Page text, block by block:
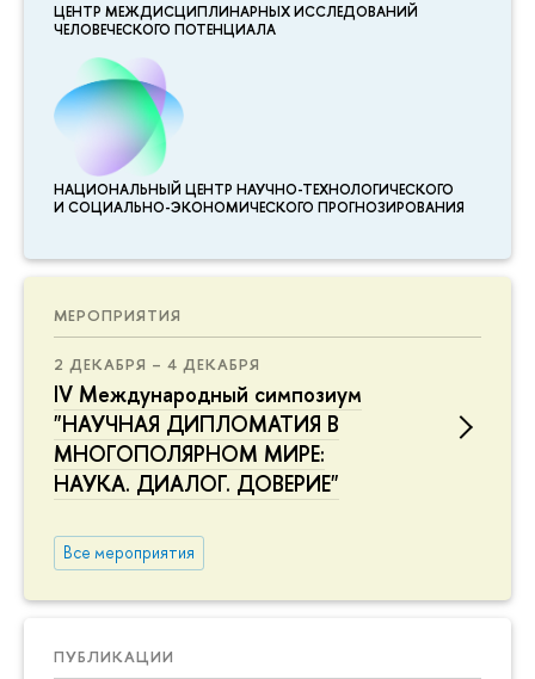
ЦЕНТР МЕЖДИСЦИПЛИНАР­НЫХ ИССЛЕДОВАНИЙ
ЧЕЛОВЕЧЕСКОГО ПОТЕНЦИАЛА
НАЦИОНАЛЬНЫЙ ЦЕНТР НАУЧНО-ТЕХНОЛОГИЧЕСКОГО
И СОЦИАЛЬНО-ЭКОНОМИЧЕСКОГО ПРОГНОЗИРОВАНИЯ
МЕРОПРИЯТИЯ
2 ДЕКАБРЯ – 4 ДЕКАБРЯ
IV Международный симпозиум
"НАУЧНАЯ ДИПЛОМАТИЯ В
МНОГОПОЛЯРНОМ МИРЕ:
НАУКА. ДИАЛОГ. ДОВЕРИЕ"
Все мероприятия
ПУБЛИКАЦИИ